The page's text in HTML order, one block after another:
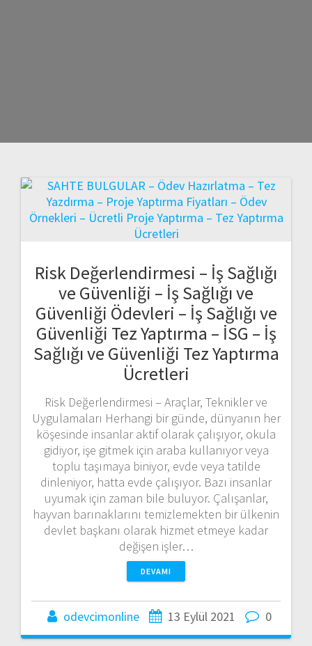
Risk Değerlendirmesi – İş Sağlığı
ve Güvenliği – İş Sağlığı ve
Güvenliği Ödevleri – İş Sağlığı ve
Güvenliği Tez Yaptırma – İSG – İş
Sağlığı ve Güvenliği Tez Yaptırma
Ücretleri
Risk Değerlendirmesi – Araçlar, Teknikler ve
Uygulamaları Herhangi bir günde, dünyanın her
köşesinde insanlar aktif olarak çalışıyor, okula
gidiyor, işe gitmek için araba kullanıyor veya
toplu taşımaya biniyor, evde veya tatilde
dinleniyor, hatta evde çalışıyor. Bazı insanlar
uyumak için zaman bile buluyor. Çalışanlar,
hayvan barınaklarını temizlemekten bir ülkenin
devlet başkanı olarak hizmet etmeye kadar
değişen işler…
DEVAMI
odevcimonline 13 Eylül 2021 0